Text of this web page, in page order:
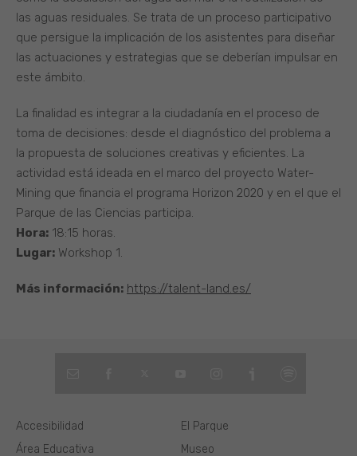
las aguas residuales. Se trata de un proceso participativo
que persigue la implicación de los asistentes para diseñar
las actuaciones y estrategias que se deberían impulsar en
este ámbito.
La finalidad es integrar a la ciudadanía en el proceso de
toma de decisiones: desde el diagnóstico del problema a
la propuesta de soluciones creativas y eficientes. La
actividad está ideada en el marco del proyecto Water-
Mining que financia el programa Horizon 2020 y en el que el
Parque de las Ciencias participa.
Hora: 18:15 horas.
Lugar: Workshop 1.
Más información: https://talent-land.es/
El Parque
Museo
Área Educativa
Accesibilidad